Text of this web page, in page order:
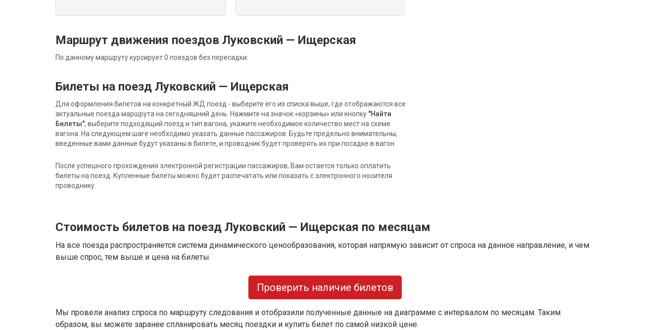
Маршрут движения поездов Луковский — Ищерская
По данному маршруту курсирует 0 поездов без пересадки.
Билеты на поезд Луковский — Ищерская
Для оформления билетов на конкретный ЖД поезд - выберите его из списка выше, где отображаются все
актуальные поезда маршрута на сегодняшний день. Нажмите на значок «корзины» или кнопку "Найти
Билеты", выберите подходящий поезд и тип вагона, укажите необходимое количество мест на схеме
вагона. На следующем шаге необходимо указать данные пассажиров. Будьте предельно внимательны,
введенные вами данные будут указаны в билете, и проводник будет проверять их при посадке в вагон.
После успешного прохождения электронной регистрации пассажиров, Вам остается только оплатить
билеты на поезд. Купленные билеты можно будет распечатать или показать с электронного носителя
проводнику.
Стоимость билетов на поезд Луковский — Ищерская по месяцам
На все поезда распространяется система динамического ценообразования, которая напрямую зависит от спроса на данное направление, и чем
выше спрос, тем выше и цена на билеты.
Проверить наличие билетов
Мы провели анализ спроса по маршруту следования и отобразили полученные данные на диаграмме с интервалом по месяцам. Таким
образом, вы можете заранее спланировать месяц поездки и купить билет по самой низкой цене.